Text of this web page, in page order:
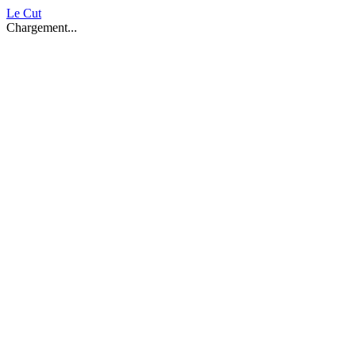
Le Cut
Chargement...